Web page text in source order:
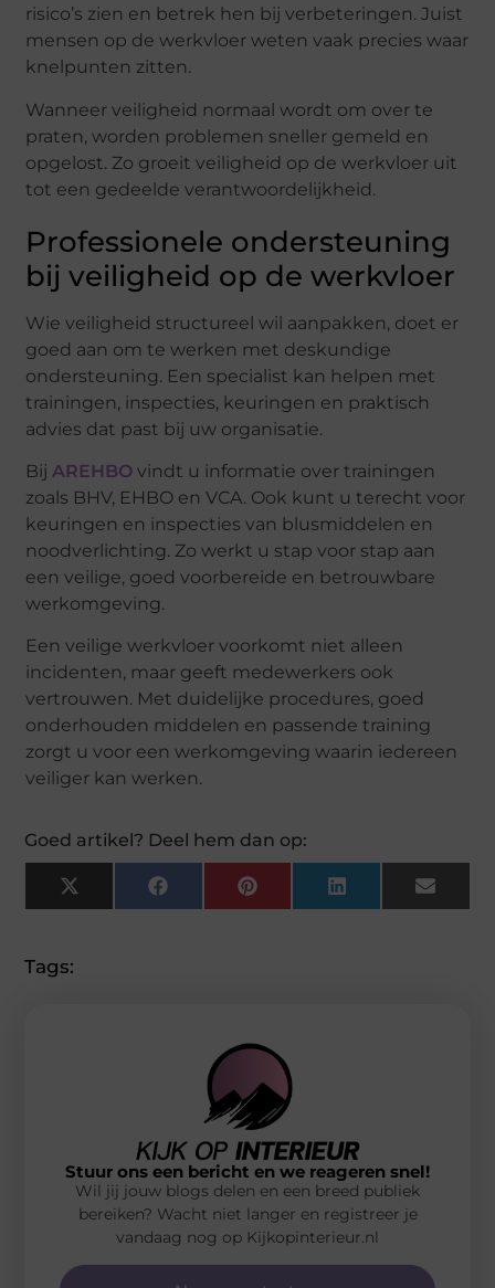
risico’s zien en betrek hen bij verbeteringen. Juist
mensen op de werkvloer weten vaak precies waar
knelpunten zitten.
Wanneer veiligheid normaal wordt om over te
praten, worden problemen sneller gemeld en
opgelost. Zo groeit veiligheid op de werkvloer uit
tot een gedeelde verantwoordelijkheid.
Professionele ondersteuning
bij veiligheid op de werkvloer
Wie veiligheid structureel wil aanpakken, doet er
goed aan om te werken met deskundige
ondersteuning. Een specialist kan helpen met
trainingen, inspecties, keuringen en praktisch
advies dat past bij uw organisatie.
BijAREHBO vindt u informatie over trainingen
zoals BHV, EHBO en VCA. Ook kunt u terecht voor
keuringen en inspecties van blusmiddelen en
noodverlichting. Zo werkt u stap voor stap aan
een veilige, goed voorbereide en betrouwbare
werkomgeving.
Een veilige werkvloer voorkomt niet alleen
incidenten, maar geeft medewerkers ook
vertrouwen. Met duidelijke procedures, goed
onderhouden middelen en passende training
zorgt u voor een werkomgeving waarin iedereen
veiliger kan werken.
Goed artikel? Deel hem dan op:
X
(Twitter)
FacebookPinterestLinkedInEmail
Tags:
Stuur ons een bericht en we reageren snel!
Wil jij jouw blogs delen en een breed publiek
bereiken? Wacht niet langer en registreer je
vandaag nog op Kijkopinterieur.nl